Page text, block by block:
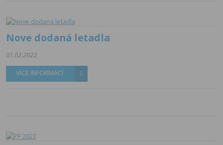
Nove dodaná letadla
01.02.2022
VÍCE INFORMACÍ